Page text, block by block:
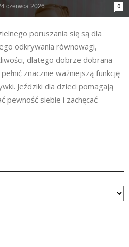
czerwca 2026 0
poruszania się są dla
odkrywania równowagi,
dlatego dobrze dobrana
znacznie ważniejszą funkcję
Jeździki dla dzieci pomagają
pewność siebie i zachęcać